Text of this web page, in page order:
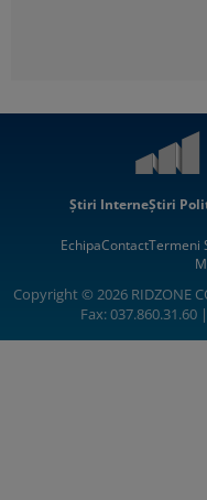
Știri InterneȘtiri
EchipaContactTermeni
Copyright © 2026 RIDZONE
Fax: 037.860.31.60